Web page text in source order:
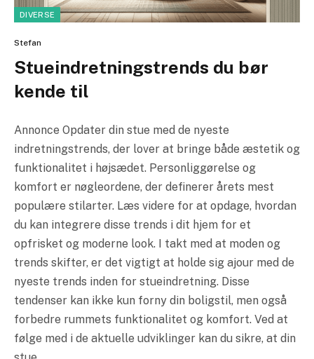
DIVERSE
Stefan
Stueindretningstrends du bør
kende til
Annonce Opdater din stue med de nyeste
indretningstrends, der lover at bringe både æstetik og
funktionalitet i højsædet. Personliggørelse og
komfort er nøgleordene, der definerer årets mest
populære stilarter. Læs videre for at opdage, hvordan
du kan integrere disse trends i dit hjem for et
opfrisket og moderne look. I takt med at moden og
trends skifter, er det vigtigt at holde sig ajour med de
nyeste trends inden for stueindretning. Disse
tendenser kan ikke kun forny din boligstil, men også
forbedre rummets funktionalitet og komfort. Ved at
følge med i de aktuelle udviklinger kan du sikre, at din